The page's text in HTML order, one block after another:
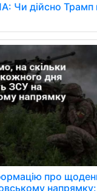
Чи дійсно Трамп
про
напрямку: